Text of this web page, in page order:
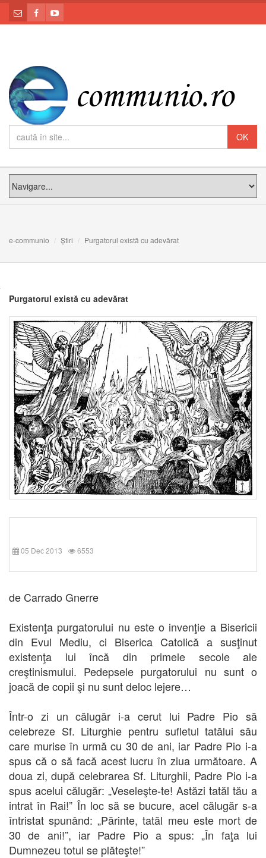
e-communio Știri Purgatorul există cu adevărat
Purgatorul există cu adevărat
05 Dec 2013 6553
de Carrado Gnerre
Existenţa purgatorului nu este o invenţie a Bisericii
din Evul Mediu, ci Biserica Catolică a susţinut
existenţa lui încă din primele secole ale
creştinismului. Pedepsele purgatorului nu sunt o
joacă de copii şi nu sunt deloc lejere…
Într-o zi un călugăr i-a cerut lui Padre Pio să
celebreze Sf. Liturghie pentru sufletul tatălui său
care murise în urmă cu 30 de ani, iar Padre Pio i-a
spus că o să facă acest lucru în ziua următoare. A
doua zi, după celebrarea Sf. Liturghii, Padre Pio i-a
spus acelui călugăr: „Veseleşte-te! Astăzi tatăl tău a
intrat în Rai!” În loc să se bucure, acel călugăr s-a
întristat spunând: „Părinte, tatăl meu este mort de
30 de ani!”, iar Padre Pio a spus: „În faţa lui
Dumnezeu totul se plăteşte!”